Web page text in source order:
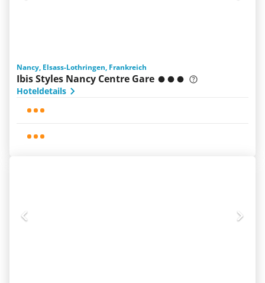
Nancy, Elsass-Lothringen, Frankreich
Ibis Styles Nancy Centre Gare
Hoteldetails